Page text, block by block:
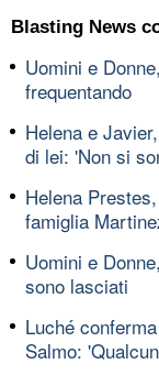
Blasting News
Uomini e
frequentando
Helena e
di lei: 'Non si
Helena
famiglia
Uomini e
sono lasciati
Luché
Salmo: